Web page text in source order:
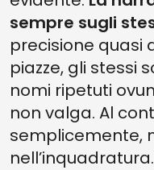
sempre sugli
precisione quasi
piazze, gli stessi
nomi ripetuti
non valga. Al
semplicemente,
nell’inquadratura.